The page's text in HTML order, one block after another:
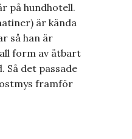
på hundhotell.
är kända
så han är
form av ätbart
Så det passade
framför